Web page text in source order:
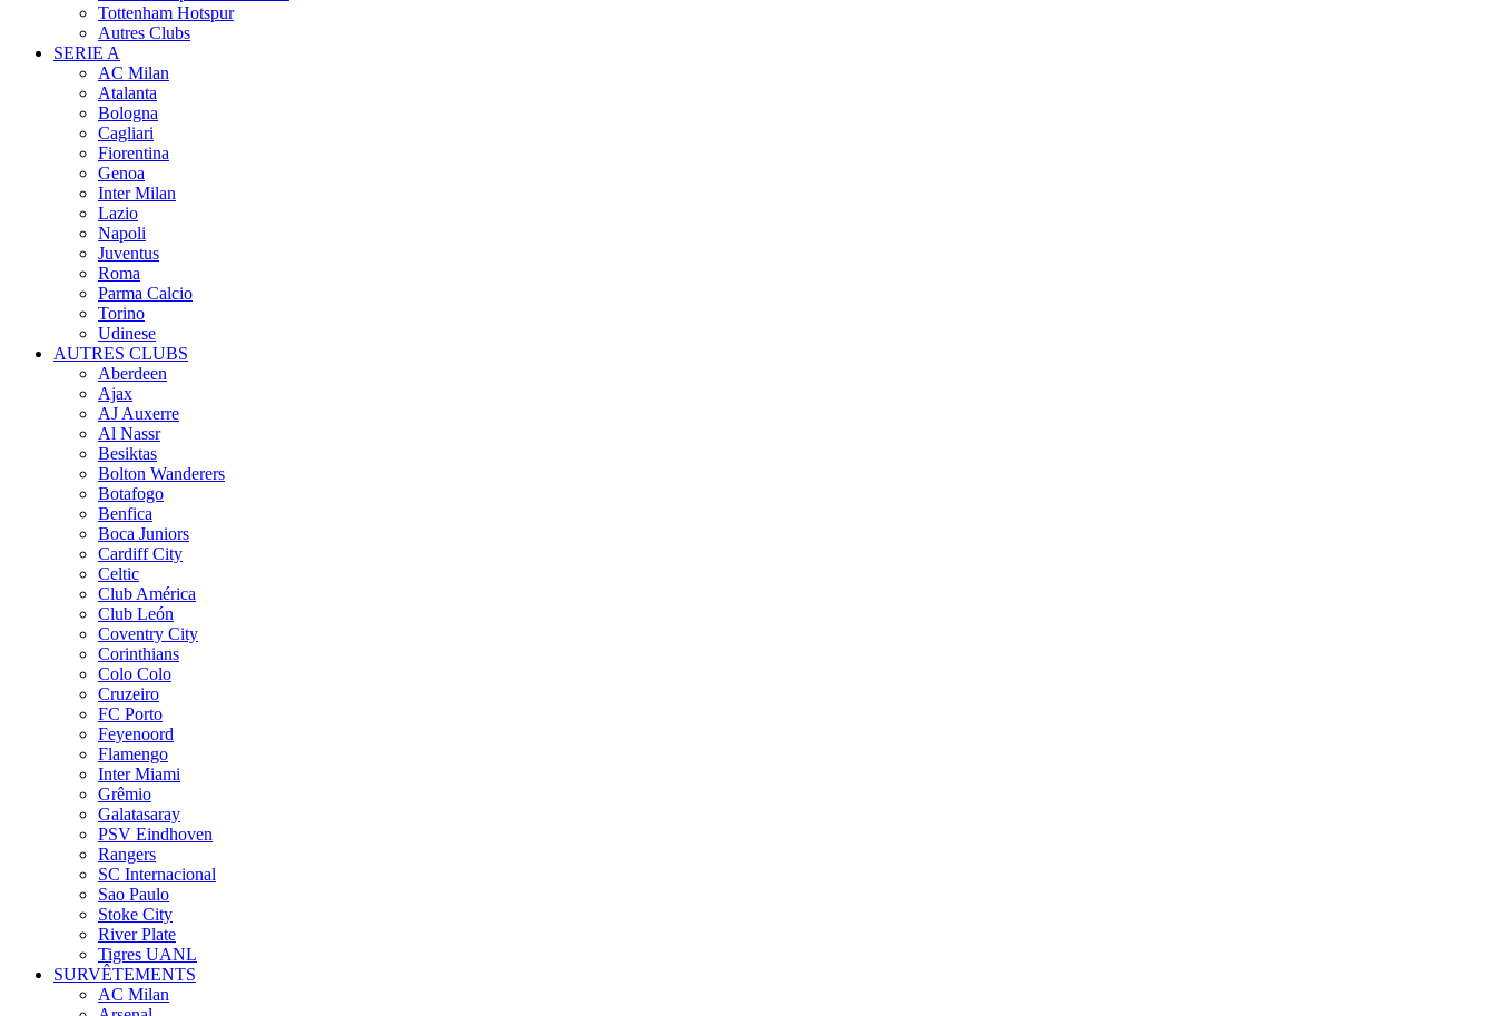
Tottenham Hotspur
Autres Clubs
SERIE A
AC Milan
Atalanta
Bologna
Cagliari
Fiorentina
Genoa
Inter Milan
Lazio
Napoli
Juventus
Roma
Parma Calcio
Torino
Udinese
AUTRES CLUBS
Aberdeen
Ajax
AJ Auxerre
Al Nassr
Besiktas
Bolton Wanderers
Botafogo
Benfica
Boca Juniors
Cardiff City
Celtic
Club América
Club León
Coventry City
Corinthians
Colo Colo
Cruzeiro
FC Porto
Feyenoord
Flamengo
Inter Miami
Grêmio
Galatasaray
PSV Eindhoven
Rangers
SC Internacional
Sao Paulo
Stoke City
River Plate
Tigres UANL
SURVÊTEMENTS
AC Milan